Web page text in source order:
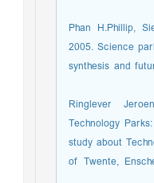
35. Phan
2005. Science
synthesis and
36. Ringlever
Technology
study about
of Twente,